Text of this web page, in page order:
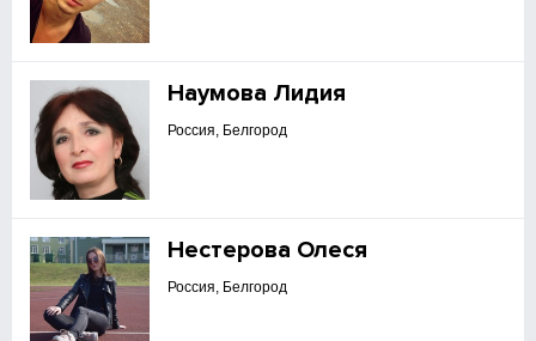
Наумова Лидия
Россия, Белгород
Нестерова Олеся
Россия, Белгород